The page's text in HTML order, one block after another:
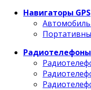
Навигаторы GPS